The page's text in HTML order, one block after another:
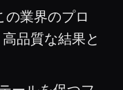
業界のプロ
品質な結果と